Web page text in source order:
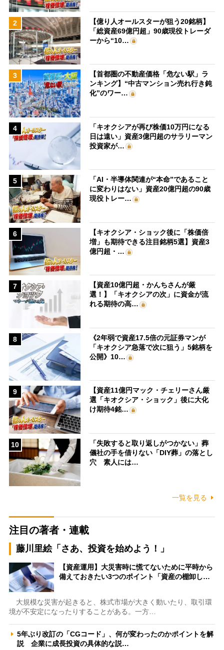
2
【億り人オールスターが狙う20銘柄】
「総資産69億円超」90歳現役トレーダ
ーから“10…
3
【首都圏の不動産価格「危ない駅」ラ
ンキング】“中古マンション売れ行き鈍
化”のワー…
4
「キオクシアが再び株価10万円になる
日は遠い」資産3億円超のサラリーマン
投資家が…
5
「AI・半導体関連が“本命”であること
に変わりはない」資産20億円超の90歳
現役トレー…
6
【キオクシア・ショック後に「株価倍
増」も期待できる注目銘柄5選】資産3
億円超・…
7
【資産10億円超・かんちさんが厳
選！】「キオクシアの次」に資金が流
れる期待の高…
8
《2年弱で資産17.5倍の元証券マンが
「キオクシア急落で次に狙う」5銘柄を
公開》10…
9
【資産11億円マック・チェリーさん厳
選「キオクシア・ショック」後に大化
け期待4銘…
10
「失敗すると取り返しがつかない」葬
儀社の手を借りない「DIY葬」の落とし
穴 素人には…
一覧を見る
注目の著者・連載
藤川里絵「さあ、投資を始めよう！」
【資産運用】大災害時に慌てないために平時から
備えておきたい3つのポイント「資産の棚卸し…
大規模な災害が起きると、株式市場が大きく動いたり、取引環
境が不安定になったりすることがある。一方…
5年ぶり改訂の「CGコード」、何が変わったのかポイントを解
説 企業に成長投資の具体的な説…